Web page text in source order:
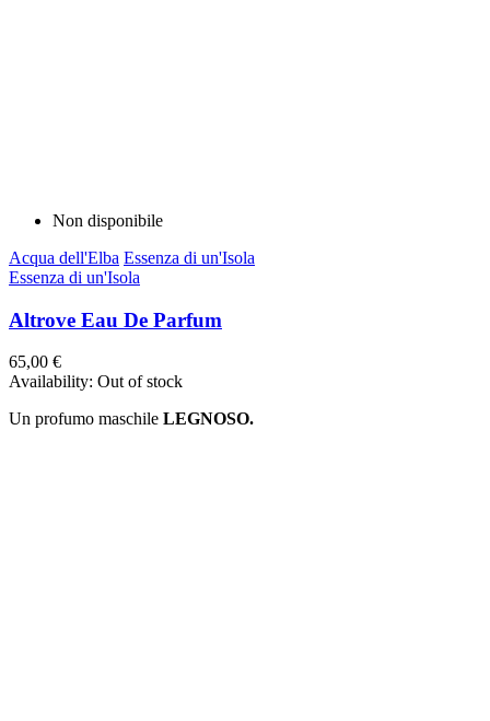
Non disponibile
Acqua dell'Elba Essenza di un'Isola
Essenza di un'Isola
Altrove Eau De Parfum
65,00 €
Availability: Out of stock
Un profumo maschile LEGNOSO.